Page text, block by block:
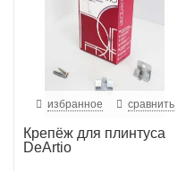
избранное сравнить
Крепёж для плинтуса
DeArtio